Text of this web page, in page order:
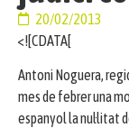
20/02/2013
<![CDATA[
Antoni Noguera,
mes de febrer una
espanyol la nul·litat